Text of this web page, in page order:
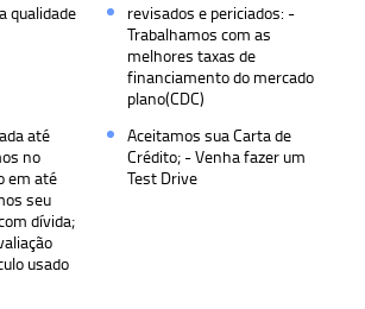
qualidade
revisados e periciados: -
Trabalhamos com as
melhores taxas de
financiamento do mercado
plano(CDC)
até
no
em até
seu
dívida;
usado
Aceitamos sua Carta de
Crédito; - Venha fazer um
Test Drive